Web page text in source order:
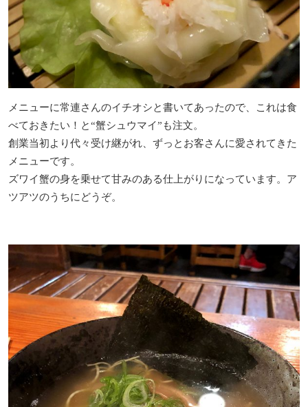
メニューに常連さんのイチオシと書いてあったので、これは食
べておきたい！と“蟹シュウマイ”も注文。
創業当初より代々受け継がれ、ずっとお客さんに愛されてきた
メニューです。
ズワイ蟹の身を乗せて甘みのある仕上がりになっています。ア
ツアツのうちにどうぞ。